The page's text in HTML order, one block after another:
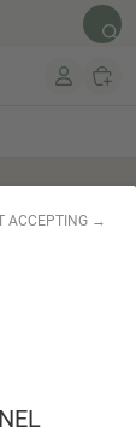
ACCEPTING →